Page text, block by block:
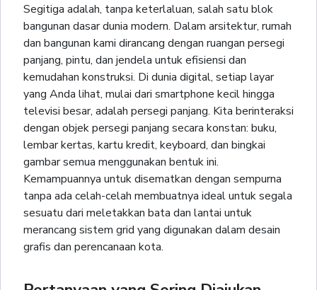
Segitiga adalah, tanpa keterlaluan, salah satu blok
bangunan dasar dunia modern. Dalam arsitektur, rumah
dan bangunan kami dirancang dengan ruangan persegi
panjang, pintu, dan jendela untuk efisiensi dan
kemudahan konstruksi. Di dunia digital, setiap layar
yang Anda lihat, mulai dari smartphone kecil hingga
televisi besar, adalah persegi panjang. Kita berinteraksi
dengan objek persegi panjang secara konstan: buku,
lembar kertas, kartu kredit, keyboard, dan bingkai
gambar semua menggunakan bentuk ini.
Kemampuannya untuk disematkan dengan sempurna
tanpa ada celah-celah membuatnya ideal untuk segala
sesuatu dari meletakkan bata dan lantai untuk
merancang sistem grid yang digunakan dalam desain
grafis dan perencanaan kota.